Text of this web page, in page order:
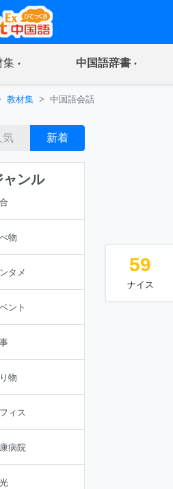
集(current) 中国語辞書(current)
教材集 中国語会話
気 新着
ャンル
物
タメ
ント
物
ィス
病院
59
ナイス